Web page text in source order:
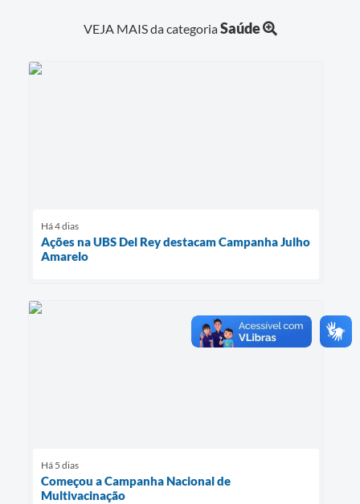
VEJA MAIS da categoriaSaúde
Há 4 dias
Ações na UBS Del Rey destacam Campanha Julho
Amarelo
Há 5 dias
Começou a Campanha Nacional de
Multivacinação